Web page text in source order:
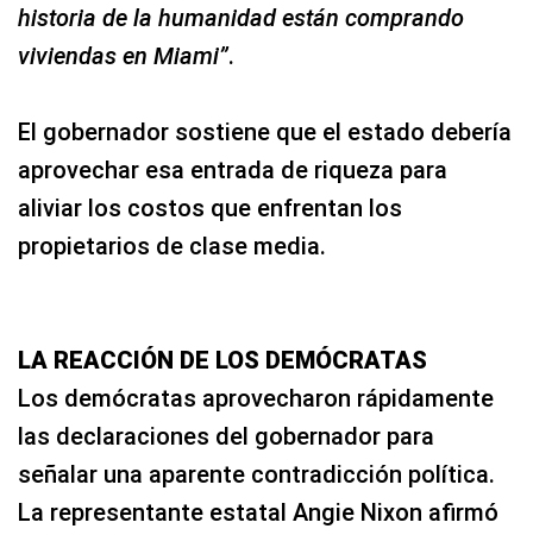
historia de la humanidad están comprando
viviendas en Miami”.
El gobernador sostiene que el estado debería
aprovechar esa entrada de riqueza para
aliviar los costos que enfrentan los
propietarios de clase media.
LA REACCIÓN DE LOS DEMÓCRATAS
Los demócratas aprovecharon rápidamente
las declaraciones del gobernador para
señalar una aparente contradicción política.
La representante estatal Angie Nixon afirmó